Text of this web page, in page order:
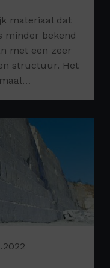
materiaal dat
minder bekend
met een zeer
structuur. Het